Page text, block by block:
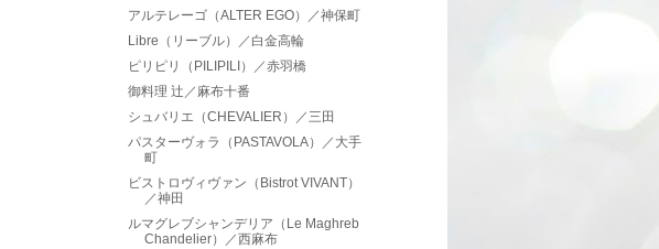
アルテレーゴ（ALTER EGO）／神保町
Libre（リーブル）／白金高輪
ピリピリ（PILIPILI）／赤羽橋
御料理 辻／麻布十番
シュバリエ（CHEVALIER）／三田
パスターヴォラ（PASTAVOLA）／大手
町
ビストロヴィヴァン（Bistrot VIVANT）
／神田
ルマグレブシャンデリア（Le Maghreb
Chandelier）／西麻布